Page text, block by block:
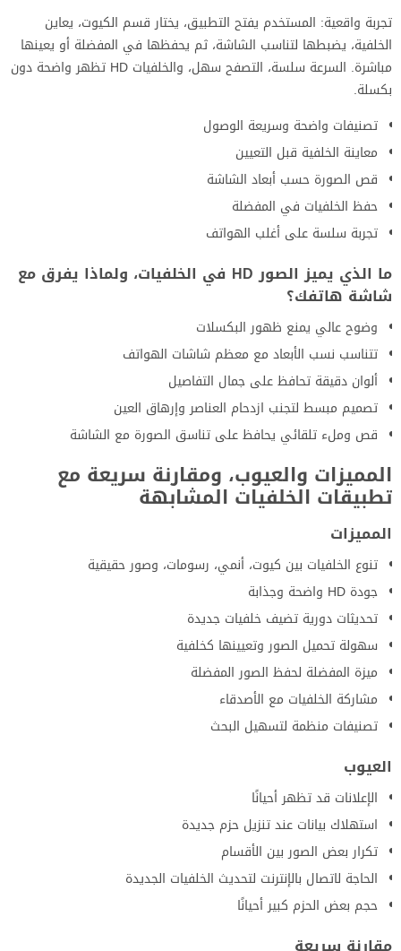
تجربة واقعية: المستخدم يفتح التطبيق، يختار قسم الكيوت، يعاين
الخلفية، يضبطها لتناسب الشاشة، ثم يحفظها في المفضلة أو يعينها
مباشرة. السرعة سلسة، التصفح سهل، والخلفيات HD تظهر واضحة دون
بكسلة.
تصنيفات واضحة وسريعة الوصول
معاينة الخلفية قبل التعيين
قص الصورة حسب أبعاد الشاشة
حفظ الخلفيات في المفضلة
تجربة سلسة على أغلب الهواتف
ما الذي يميز الصور HD في الخلفيات، ولماذا يفرق مع
شاشة هاتفك؟
وضوح عالي يمنع ظهور البكسلات
تتناسب نسب الأبعاد مع معظم شاشات الهواتف
ألوان دقيقة تحافظ على جمال التفاصيل
تصميم مبسط لتجنب ازدحام العناصر وإرهاق العين
قص وملء تلقائي يحافظ على تناسق الصورة مع الشاشة
المميزات والعيوب، ومقارنة سريعة مع
تطبيقات الخلفيات المشابهة
المميزات
تنوع الخلفيات بين كيوت، أنمي، رسومات، وصور حقيقية
جودة HD واضحة وجذابة
تحديثات دورية تضيف خلفيات جديدة
سهولة تحميل الصور وتعيينها كخلفية
ميزة المفضلة لحفظ الصور المفضلة
مشاركة الخلفيات مع الأصدقاء
تصنيفات منظمة لتسهيل البحث
العيوب
الإعلانات قد تظهر أحيانًا
استهلاك بيانات عند تنزيل حزم جديدة
تكرار بعض الصور بين الأقسام
الحاجة لاتصال بالإنترنت لتحديث الخلفيات الجديدة
حجم بعض الحزم كبير أحيانًا